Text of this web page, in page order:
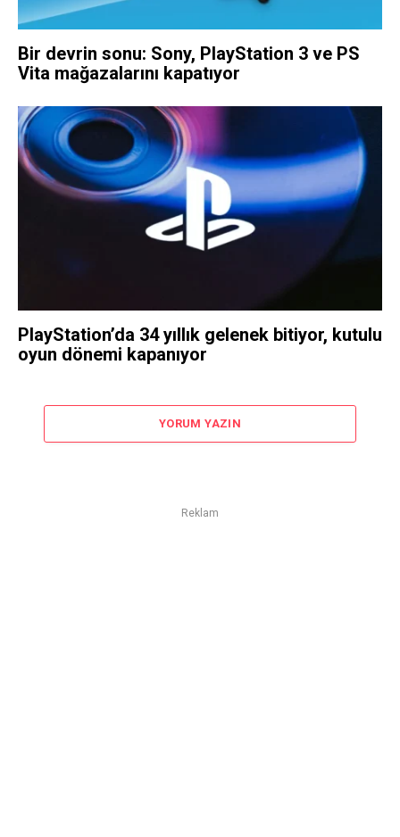
Bir devrin sonu: Sony, PlayStation 3 ve PS
Vita mağazalarını kapatıyor
PlayStation’da 34 yıllık gelenek bitiyor, kutulu
oyun dönemi kapanıyor
YORUM YAZIN
Reklam